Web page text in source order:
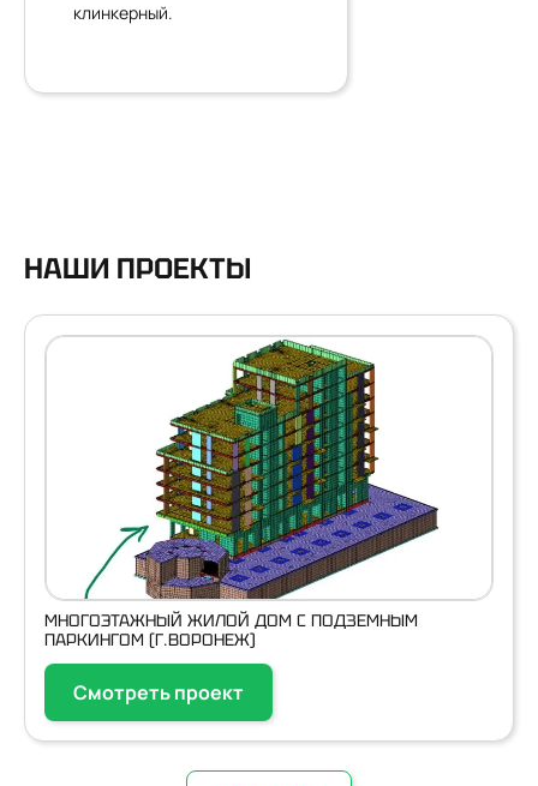
клинкерный.
НАШИ ПРОЕКТЫ
МНОГОЭТАЖНЫЙ ЖИЛОЙ ДОМ С ПОДЗЕМНЫМ
ПАРКИНГОМ (Г.ВОРОНЕЖ)
Смотреть проект